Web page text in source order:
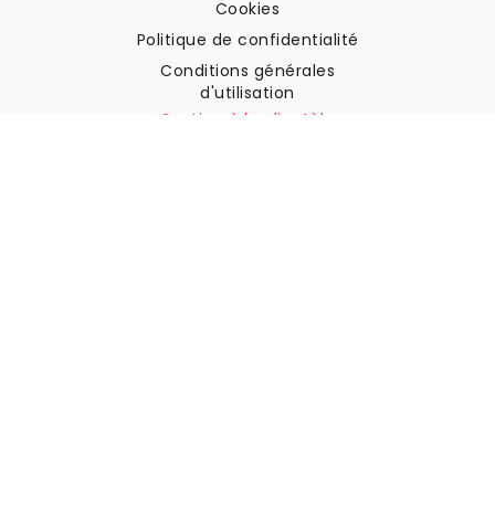
Cookies
Politique de confidentialité
Conditions générales
d'utilisation
Soutien à la clientèle